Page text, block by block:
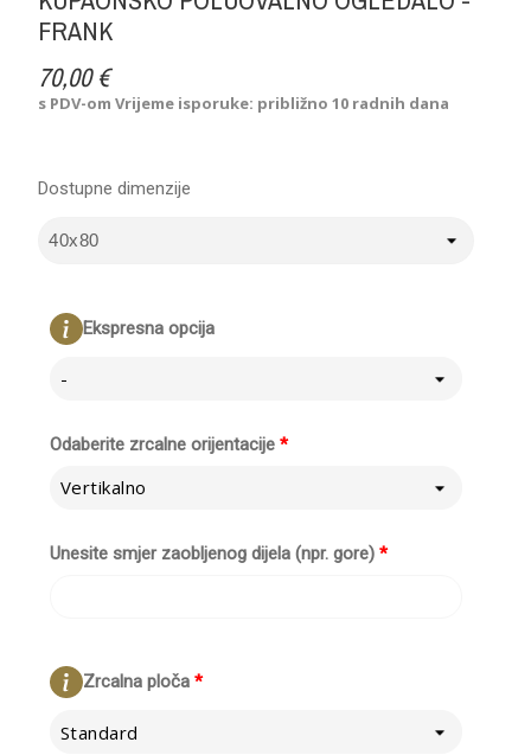
FRANK
70,00 €
s PDV-omVrijeme isporuke: približno 10 radnih dana
Ekspresna opcija
-
*
Odaberite zrcalne orijentacije
Vertikalno
*
Unesite smjer zaobljenog dijela (npr. gore)
*
Zrcalna ploča
Standard
Dostupne dimenzije